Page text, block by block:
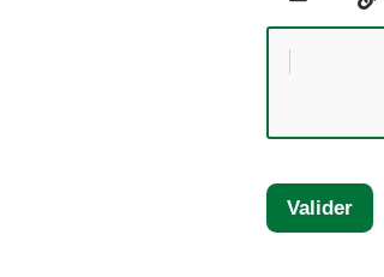
Valider